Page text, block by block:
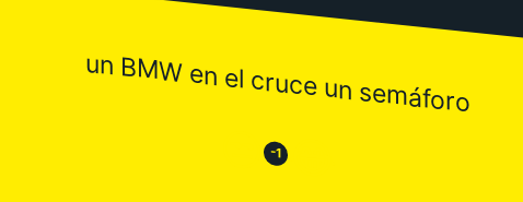
un BMW en el cruce un semáforo
😒 -1 😂